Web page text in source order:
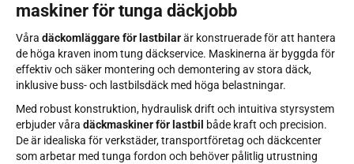
maskiner för tunga däckjobb
Våra däckomläggare för lastbilarär konstruerade för att hantera
de höga kraven inom tung däckservice. Maskinerna är byggda för
effektiv och säker montering och demontering av stora däck,
inklusive buss- och lastbilsdäck med höga belastningar.
Med robust konstruktion, hydraulisk drift och intuitiva styrsystem
erbjuder våra däckmaskiner för lastbil både kraft och precision.
De är idealiska för verkstäder, transportföretag och däckcenter
som arbetar med tunga fordon och behöver pålitlig utrustning